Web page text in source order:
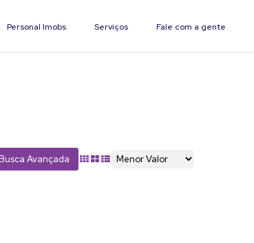
Personal Imobs Serviços Fale com a gente
Avançada